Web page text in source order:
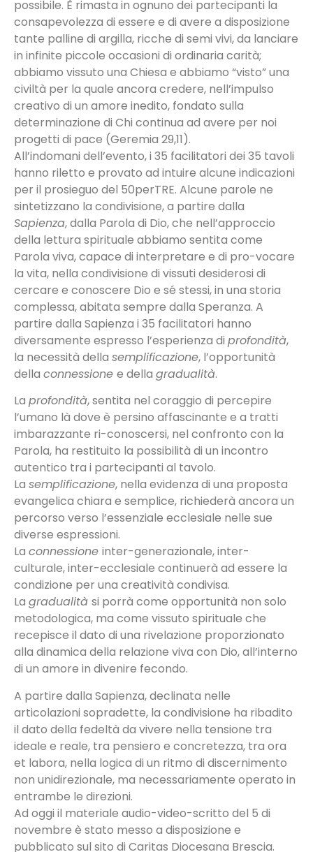
possibile. È rimasta in ognuno dei partecipanti la
consapevolezza di essere e di avere a disposizione
tante palline di argilla, ricche di semi vivi, da lanciare
in infinite piccole occasioni di ordinaria carità;
abbiamo vissuto una Chiesa e abbiamo “visto” una
civiltà per la quale ancora credere, nell’impulso
creativo di un amore inedito, fondato sulla
determinazione di Chi continua ad avere per noi
progetti di pace (Geremia 29,11).
All’indomani dell’evento, i 35 facilitatori dei 35 tavoli
hanno riletto e provato ad intuire alcune indicazioni
per il prosieguo del 50perTRE. Alcune parole ne
sintetizzano la condivisione, a partire dalla
Sapienza, dalla Parola di Dio, che nell’approccio
della lettura spirituale abbiamo sentita come
Parola viva, capace di interpretare e di pro-vocare
la vita, nella condivisione di vissuti desiderosi di
cercare e conoscere Dio e sé stessi, in una storia
complessa, abitata sempre dalla Speranza. A
partire dalla Sapienza i 35 facilitatori hanno
diversamente espresso l’esperienza di profondità,
la necessità della semplificazione, l’opportunità
della connessione e della gradualità.
La profondità, sentita nel coraggio di percepire
l’umano là dove è persino affascinante e a tratti
imbarazzante ri-conoscersi, nel confronto con la
Parola, ha restituito la possibilità di un incontro
autentico tra i partecipanti al tavolo.
La semplificazione, nella evidenza di una proposta
evangelica chiara e semplice, richiederà ancora un
percorso verso l’essenziale ecclesiale nelle sue
diverse espressioni.
La connessione inter-generazionale, inter-
culturale, inter-ecclesiale continuerà ad essere la
condizione per una creatività condivisa.
La gradualità si porrà come opportunità non solo
metodologica, ma come vissuto spirituale che
recepisce il dato di una rivelazione proporzionato
alla dinamica della relazione viva con Dio, all’interno
di un amore in divenire fecondo.
A partire dalla Sapienza, declinata nelle
articolazioni sopradette, la condivisione ha ribadito
il dato della fedeltà da vivere nella tensione tra
ideale e reale, tra pensiero e concretezza, tra ora
et labora, nella logica di un ritmo di discernimento
non unidirezionale, ma necessariamente operato in
entrambe le direzioni.
Ad oggi il materiale audio-video-scritto del 5 di
novembre è stato messo a disposizione e
pubblicato sul sito di Caritas Diocesana Brescia.